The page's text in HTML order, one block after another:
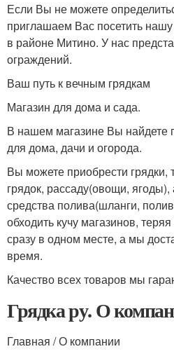
Если Вы не можете
приглашаем Вас посетить
в районе Митино. У нас
ограждений.
Ваш путь к вечным грядкам
Магазин для дома и сада.
В нашем магазине Вы найдете
для дома, дачи и огорода.
Вы можете приобрести
грядок, рассаду(овощи,
средства полива(шланги,
обходить кучу магазинов,
сразу в одном месте, а мы
время.
Качество всех товаров мы
Грядка ру. О
Главная / О компании